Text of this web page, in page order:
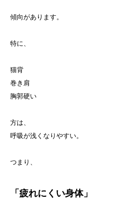
傾向があります。
特に、
猫背
巻き肩
胸郭硬い
方は、
呼吸が浅くなりやすい。
つまり、
「疲れにくい身体」